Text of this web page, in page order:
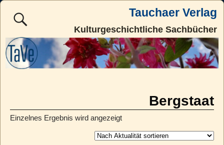
Tauchaer Verlag
Kulturgeschichtliche Sachbücher
Bergstaat
Einzelnes Ergebnis wird angezeigt